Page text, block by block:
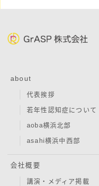
about
代表挨拶
若年性認知症について
aoba横浜北部
asahi横浜中西部
会社概要
講演・メディア掲載